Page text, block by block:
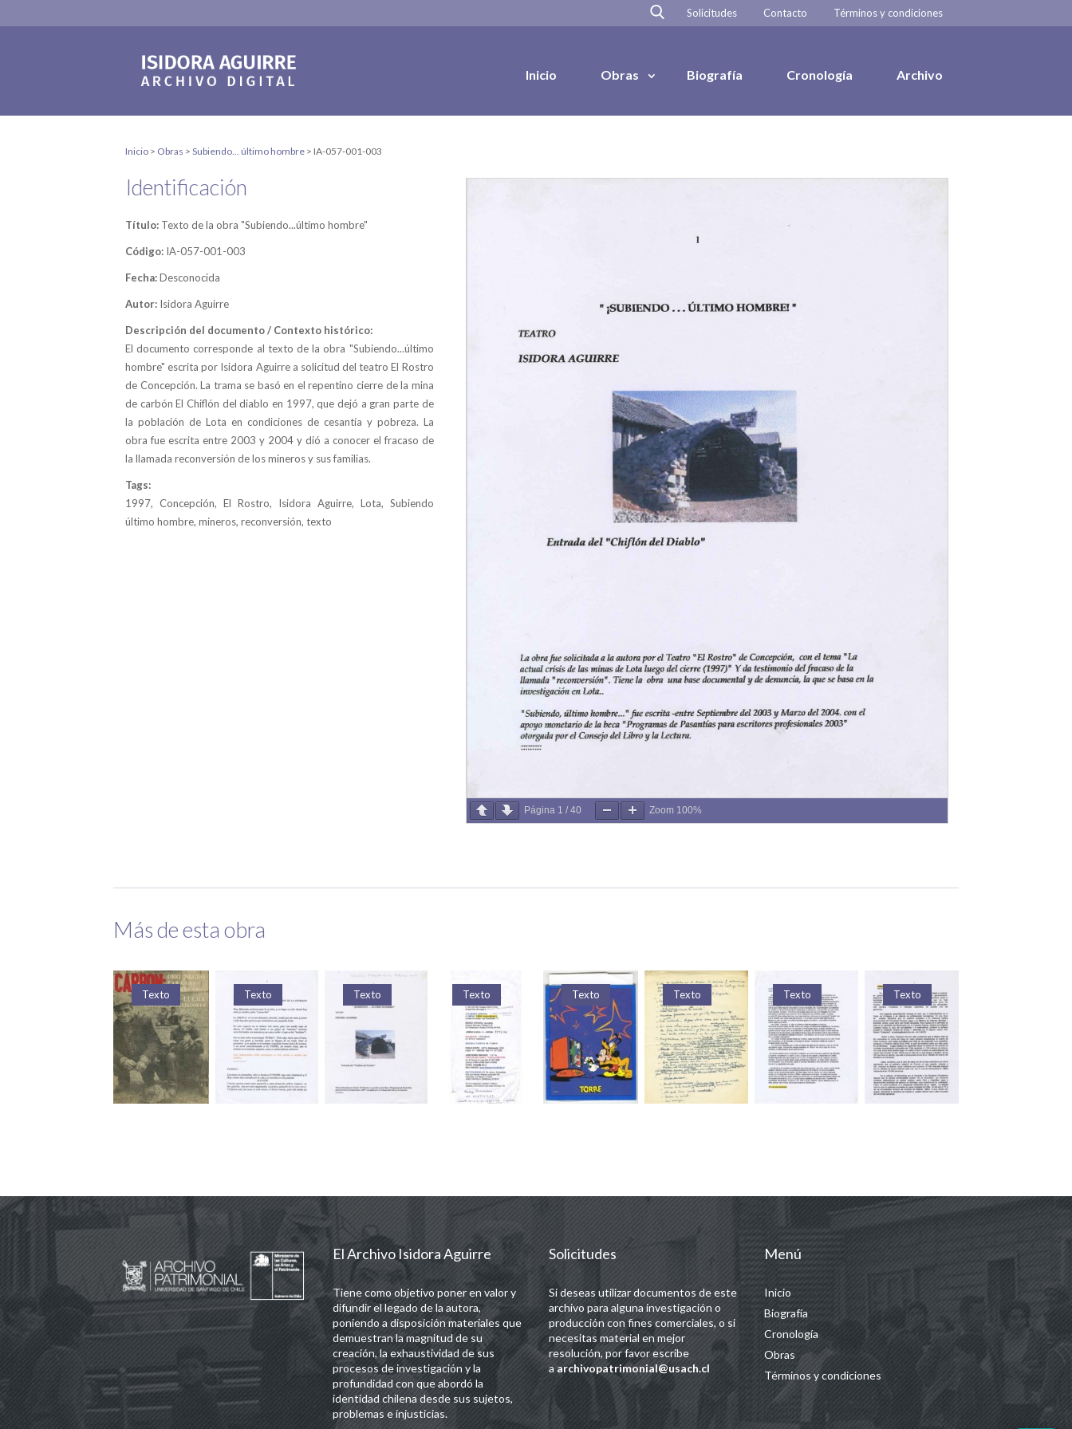
Solicitudes Contacto Términos y condiciones
Inicio Obras Biografía Cronología Archivo
Inicio > Obras > Subiendo... último hombre > IA-057-001-003
Página 1 / 40 Zoom 100%
Identificación
Título: Texto de la obra "Subiendo...último hombre"
Código: IA-057-001-003
Fecha:Desconocida
Autor: Isidora Aguirre
Descripción del documento / Contexto histórico:
El documento corresponde al texto de la obra "Subiendo...último
hombre" escrita por Isidora Aguirre a solicitud del teatro El Rostro
de Concepción. La trama se basó en el repentino cierre de la mina
de carbón El Chiflón del diablo en 1997, que dejó a gran parte de
la población de Lota en condiciones de cesantía y pobreza. La
obra fue escrita entre 2003 y 2004 y dió a conocer el fracaso de
la llamada reconversión de los mineros y sus familias.
Tags:
1997, Concepción, El Rostro, Isidora Aguirre, Lota, Subiendo
último hombre, mineros, reconversión, texto
Más de esta obra
Texto Texto Texto Texto Texto Texto Texto Texto
El Archivo Isidora Aguirre
Tiene como objetivo poner en valor y
difundir el legado de la autora,
poniendo a disposición materiales que
demuestran la magnitud de su
creación, la exhaustividad de sus
procesos de investigación y la
profundidad con que abordó la
identidad chilena desde sus sujetos,
problemas e injusticias.
Solicitudes
Si deseas utilizar documentos de este
archivo para alguna investigación o
producción con fines comerciales, o si
necesitas material en mejor
resolución, por favor escribe
aarchivopatrimonial@usach.cl
Menú
Inicio
Biografía
Cronología
Obras
Términos y condiciones